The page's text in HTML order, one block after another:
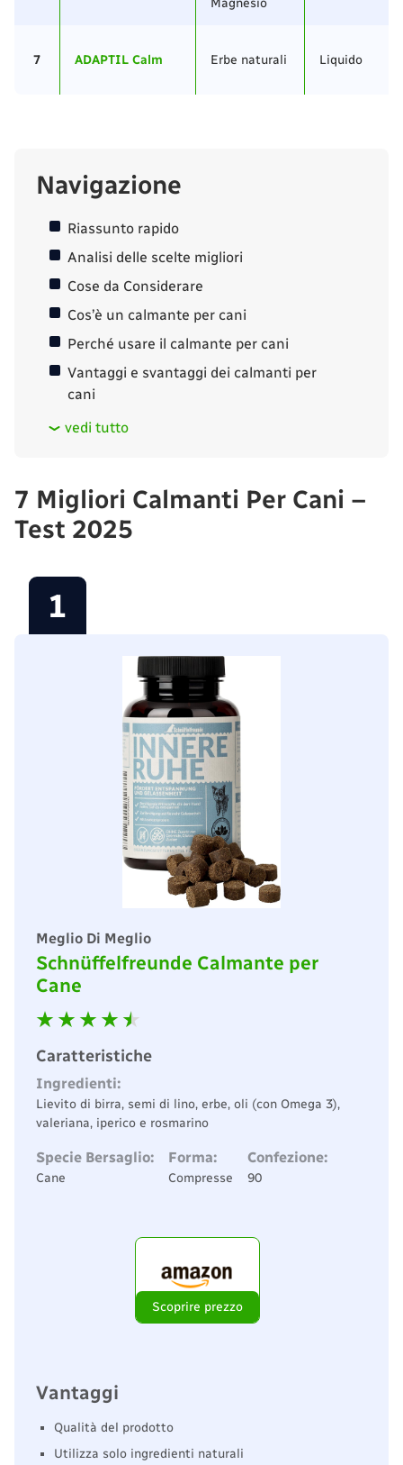
Magnesio
7 ADAPTIL Calm Erbe naturali Liquido
Navigazione
Riassunto rapido
Analisi delle scelte migliori
Cose da Considerare
Cos’è un calmante per cani
Perché usare il calmante per cani
Vantaggi e svantaggi dei calmanti per
cani
vedi tutto
7 Migliori Calmanti Per Cani –
Test 2025
1
Meglio Di Meglio
Schnüffelfreunde Calmante per
Cane
Caratteristiche
Ingredienti:
Lievito di birra, semi di lino, erbe, oli (con Omega 3),
valeriana, iperico e rosmarino
Specie Bersaglio:
Cane
Forma:
Compresse
Confezione:
90
Scoprire prezzo
Vantaggi
Qualità del prodotto
Utilizza solo ingredienti naturali